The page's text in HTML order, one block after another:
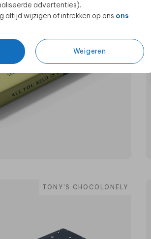
advertenties).
altijd wijzigen of intrekken op ons ons
Weigeren
TONY'S CHOCOLONELY